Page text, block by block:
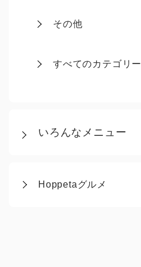
その他
すべてのカテゴリー
いろんなメニュー
Hoppetaグルメ